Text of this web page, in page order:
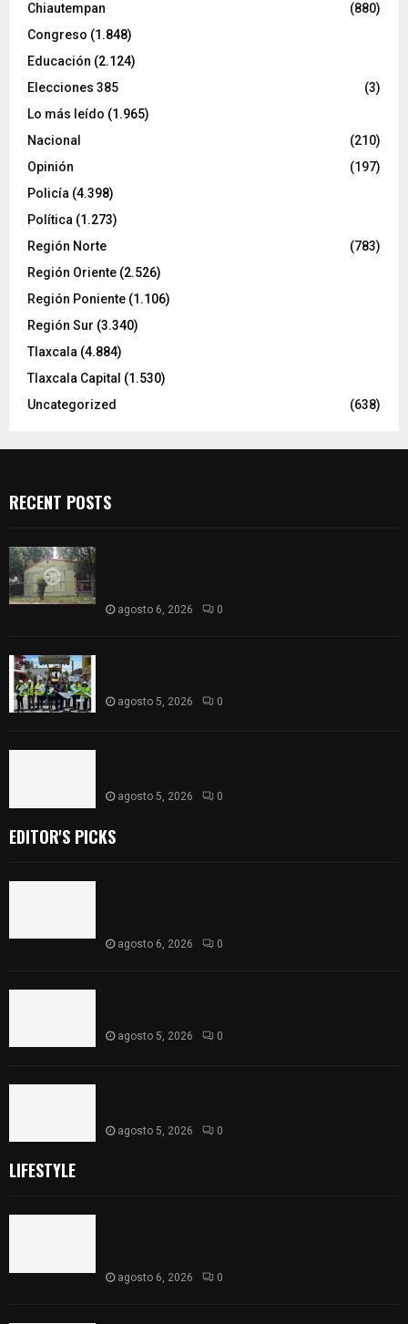
Chiautempan
(880)
Congreso (1.848)
Educación (2.124)
Elecciones 385
(3)
Lo más leído (1.965)
Nacional
(210)
Opinión
(197)
Policía (4.398)
Política (1.273)
Región Norte
(783)
Región Oriente (2.526)
Región Poniente (1.106)
Región Sur (3.340)
Tlaxcala (4.884)
Tlaxcala Capital (1.530)
Uncategorized
(638)
RECENT POSTS
agosto 6, 2026 0
agosto 5, 2026 0
agosto 5, 2026 0
EDITOR'S PICKS
agosto 6, 2026 0
agosto 5, 2026 0
agosto 5, 2026 0
LIFESTYLE
agosto 6, 2026 0